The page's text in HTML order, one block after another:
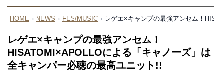
HOME › NEWS › FES/MUSIC › レゲエ×キャンプの最強アンセム！
レゲエ×キャンプの最強アンセム！
HISATOMI×APOLLOによる「キャノーズ」は
全キャンパー必聴の最高ユニット!!